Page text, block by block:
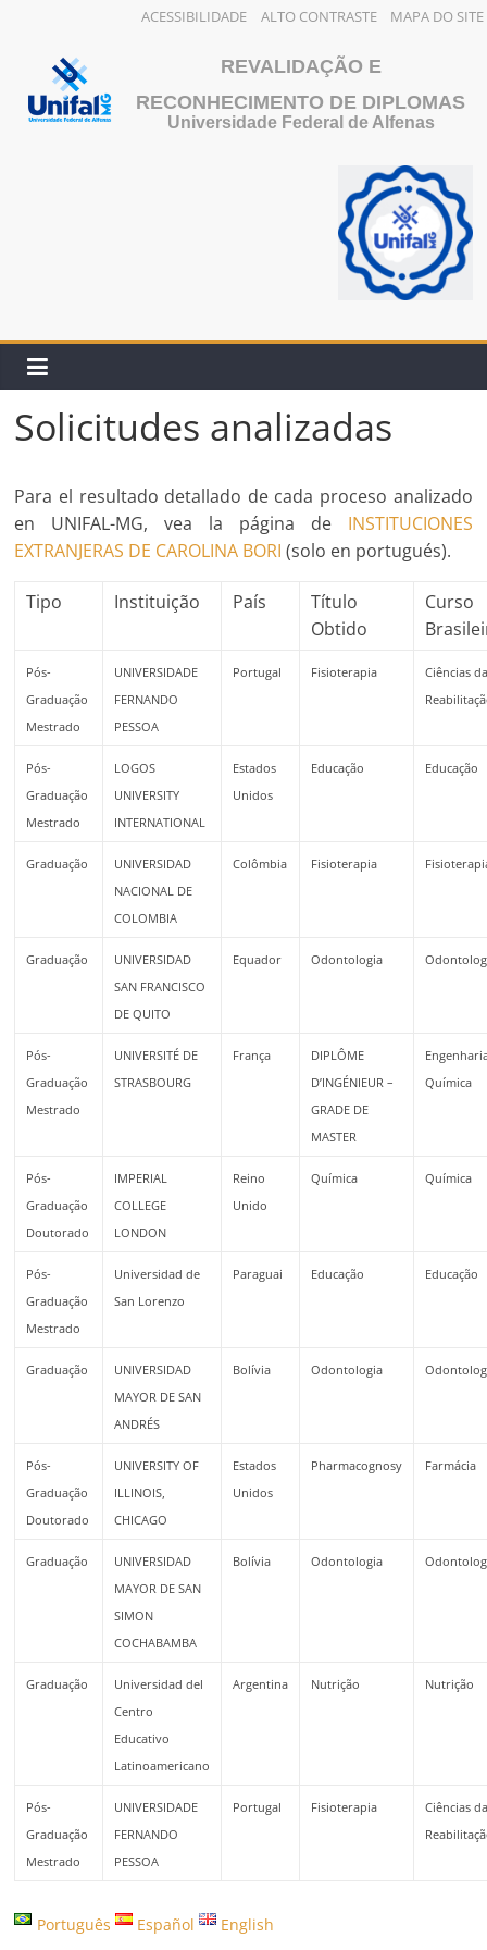
ACESSIBILIDADE ALTO CONTRASTE MAPA DO SITE
contenido
REVALIDAÇÃO E
RECONHECIMENTO DE DIPLOMAS
Universidade Federal de Alfenas
Solicitudes analizadas
Para el resultado detallado de cada proceso analizado
en UNIFAL-MG, vea la página de INSTITUCIONES
EXTRANJERAS DE CAROLINA BORI (solo en portugués).
Tipo Instituição País
Título
Obtido
Curso
Pós-
Graduação
Mestrado
UNIVERSIDADE
FERNANDO
PESSOA
Portugal Fisioterapia
Ciências
Pós-
Graduação
Mestrado
LOGOS
UNIVERSITY
INTERNATIONAL
Estados
Unidos
Educação Educação
Graduação
UNIVERSIDAD
NACIONAL DE
COLOMBIA
Colômbia Fisioterapia
Graduação
UNIVERSIDAD
SAN FRANCISCO
DE QUITO
Equador Odontologia
Pós-
Graduação
Mestrado
UNIVERSITÉ DE
STRASBOURG
França
DIPLÔME
D’INGÉNIEUR –
GRADE DE
MASTER
Química
Pós-
Graduação
Doutorado
IMPERIAL
COLLEGE
LONDON
Reino
Unido
Química Química
Pós-
Graduação
Mestrado
Universidad de
San Lorenzo
Paraguai Educação Educação
Graduação
UNIVERSIDAD
MAYOR DE SAN
ANDRÉS
Bolívia Odontologia
Pós-
Graduação
Doutorado
UNIVERSITY OF
ILLINOIS,
CHICAGO
Estados
Unidos
Pharmacognosy Farmácia
Graduação
UNIVERSIDAD
MAYOR DE SAN
SIMON
COCHABAMBA
Bolívia Odontologia
Graduação
Universidad del
Centro
Educativo
Latinoamericano
Argentina Nutrição Nutrição
Pós-
Graduação
Mestrado
UNIVERSIDADE
FERNANDO
PESSOA
Portugal Fisioterapia
Ciências
Português Español English